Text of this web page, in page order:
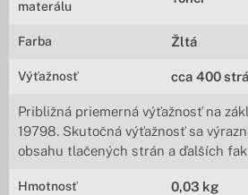
materálu
Farba Žltá
Výťažnosť cca 400
Približná priemerná výťažnosť na
19798. Skutočná výťažnosť sa
obsahu tlačených strán a ďalších
Hmotnosť 0,03 kg